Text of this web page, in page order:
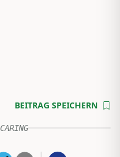
BEITRAG SPEICHERN